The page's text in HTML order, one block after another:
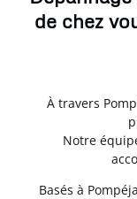
de chez
À travers
Notre
Basés à